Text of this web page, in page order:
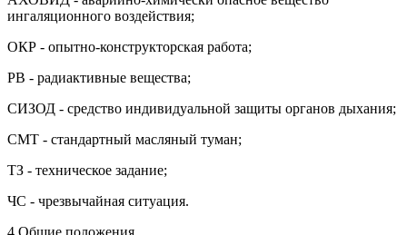
ингаляционного воздействия;
ОКР - опытно-конструкторская работа;
РВ - радиактивные вещества;
СИЗОД - средство индивидуальной защиты органов дыхания;
СМТ - стандартный масляный туман;
ТЗ - техническое задание;
ЧС - чрезвычайная ситуация.
4 Общие положения